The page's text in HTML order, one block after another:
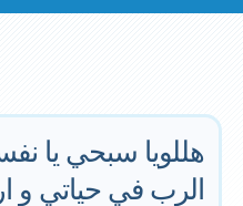
هللويا سبحي يا
الرب في حياتي و